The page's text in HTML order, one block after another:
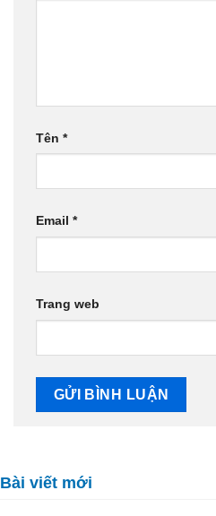
Tên *
Email *
Trang web
Bài viết mới